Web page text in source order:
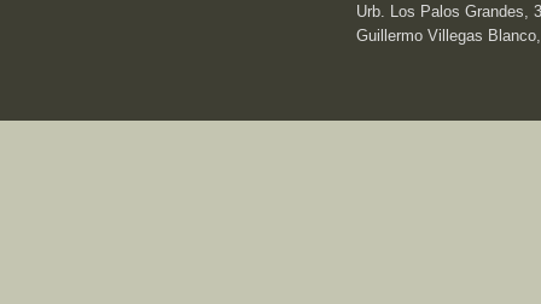
Urb. Los Palos Grandes,
Guillermo Villegas